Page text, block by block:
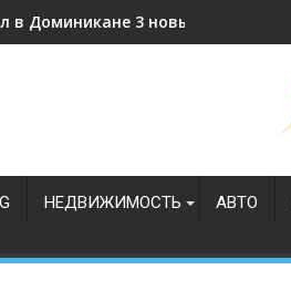
в Доминикане 3 новых отеля
НЕДВИЖИМОСТЬ АВТО